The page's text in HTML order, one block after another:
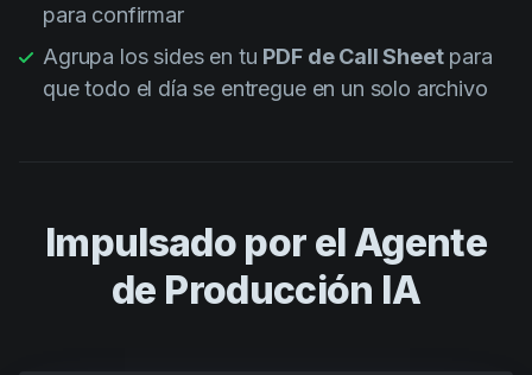
para confirmar
Agrupa los sides en tu PDF de Call Sheetpara
que todo el día se entregue en un solo archivo
Impulsado por el Agente
de Producción IA